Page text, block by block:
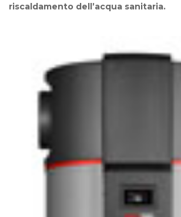
riscaldamento dell’acqua sanitaria.